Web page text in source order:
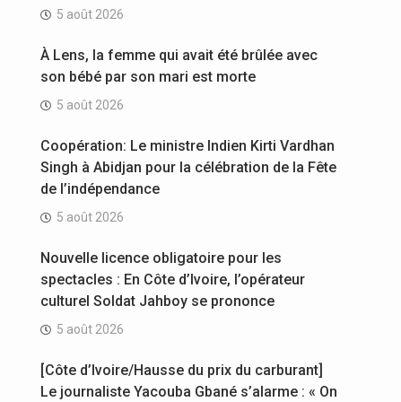
5 août 2026
À Lens, la femme qui avait été brûlée avec
son bébé par son mari est morte
5 août 2026
Coopération: Le ministre Indien Kirti Vardhan
Singh à Abidjan pour la célébration de la Fête
de l’indépendance
5 août 2026
Nouvelle licence obligatoire pour les
spectacles : En Côte d’Ivoire, l’opérateur
culturel Soldat Jahboy se prononce
5 août 2026
[Côte d’Ivoire/Hausse du prix du carburant]
Le journaliste Yacouba Gbané s’alarme : « On